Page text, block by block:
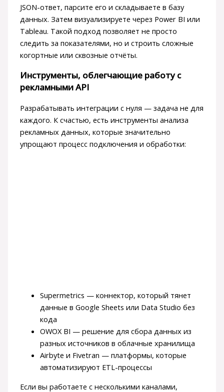
JSON-ответ, парсите его и складываете в базу
данных. Затем визуализируете через Power BI или
Tableau. Такой подход позволяет не просто
следить за показателями, но и строить сложные
когортные или сквозные отчёты.
Инструменты, облегчающие работу с
рекламными API
Разрабатывать интеграции с нуля — задача не для
каждого. К счастью, есть инструменты анализа
рекламных данных, которые значительно
упрощают процесс подключения и обработки:
Supermetrics — коннектор, который тянет
данные в Google Sheets или Data Studio без
кода
OWOX BI — решение для сбора данных из
разных источников в облачные хранилища
Airbyte и Fivetran — платформы, которые
автоматизируют ETL-процессы
Если вы работаете с несколькими каналами,